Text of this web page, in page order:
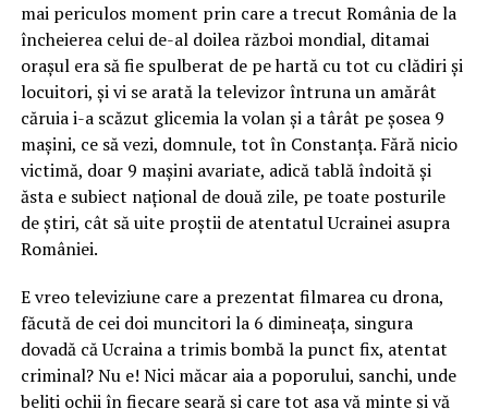
mai periculos moment prin care a trecut România de la
încheierea celui de-al doilea război mondial, ditamai
orașul era să fie spulberat de pe hartă cu tot cu clădiri și
locuitori, și vi se arată la televizor întruna un amărât
căruia i-a scăzut glicemia la volan și a târât pe șosea 9
mașini, ce să vezi, domnule, tot în Constanța. Fără nicio
victimă, doar 9 mașini avariate, adică tablă îndoită și
ăsta e subiect național de două zile, pe toate posturile
de știri, cât să uite proștii de atentatul Ucrainei asupra
României.
E vreo televiziune care a prezentat filmarea cu drona,
făcută de cei doi muncitori la 6 dimineața, singura
dovadă că Ucraina a trimis bombă la punct fix, atentat
criminal? Nu e! Nici măcar aia a poporului, sanchi, unde
beliți ochii în fiecare seară și care tot așa vă minte și vă